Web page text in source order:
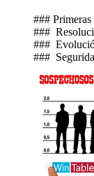
###
###
###
###